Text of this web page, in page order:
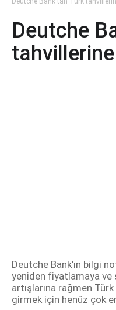
Deutche
Deutche Bank'ın bilgi
yeniden fiyatlamaya
artışlarına rağmen
girmek için henüz çok